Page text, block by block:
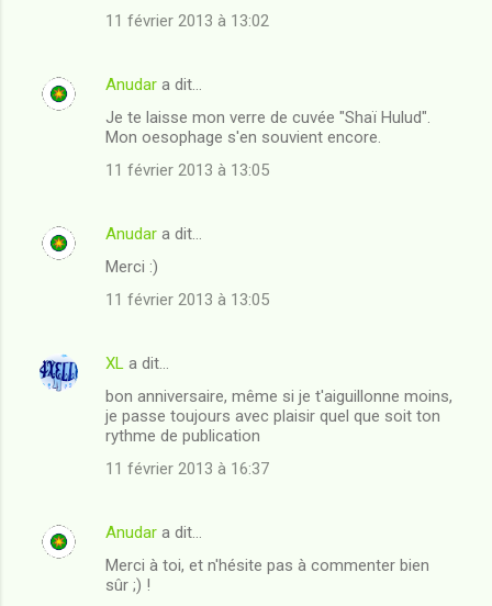
n
e
11 février 2013 à 13:02
Anudar a dit…
Je te laisse mon verre de cuvée "Shaï Hulud".
Mon oesophage s'en souvient encore.
11 février 2013 à 13:05
Anudar a dit…
Merci :)
11 février 2013 à 13:05
XL a dit…
bon anniversaire, même si je t'aiguillonne moins,
je passe toujours avec plaisir quel que soit ton
rythme de publication
11 février 2013 à 16:37
Anudar a dit…
Merci à toi, et n'hésite pas à commenter bien
sûr ;) !